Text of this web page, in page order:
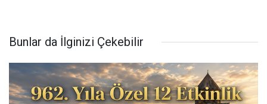
Bunlar da İlginizi Çekebilir